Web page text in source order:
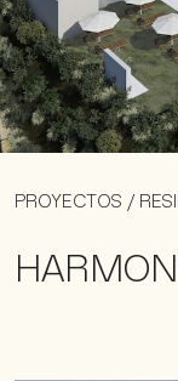
PROYECTOS /